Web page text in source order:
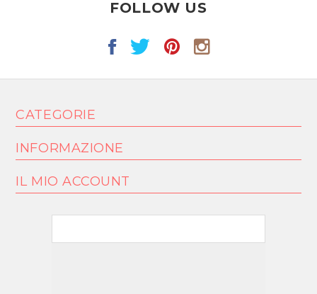
FOLLOW US
CATEGORIE
INFORMAZIONE
IL MIO ACCOUNT